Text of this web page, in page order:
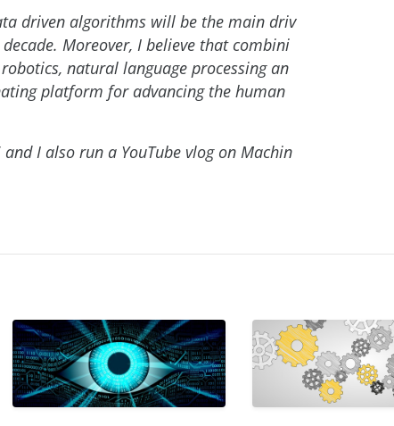
driven algorithms will be the main driv
Moreover, I believe that combini
natural language processing an
platform for advancing the human
I also run a YouTube vlog on Machin